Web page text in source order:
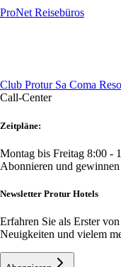
ProNet Reisebüros
Club Protur Sa Coma
Call-Center
Zeitpläne:
Montag bis Freitag 8:00 -
Abonnieren und gewinnen
Newsletter Protur Hotels
Erfahren Sie als Erster
Neuigkeiten und vielem